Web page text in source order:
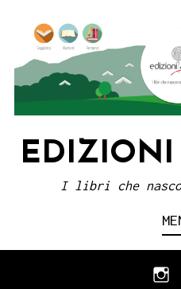
content
I libri che